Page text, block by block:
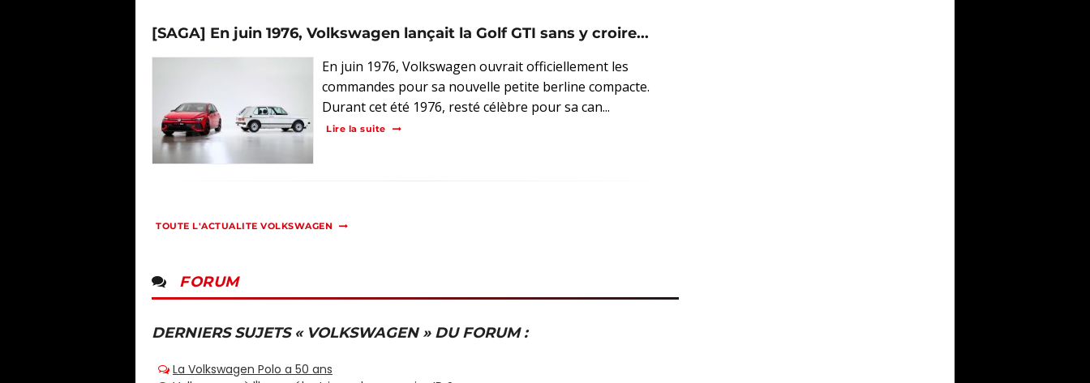
[SAGA] En juin 1976, Volkswagen lançait la Golf GTI sans y croire...
En juin 1976, Volkswagen ouvrait officiellement les
commandes pour sa nouvelle petite berline compacte.
Durant cet été 1976, resté célèbre pour sa can...
Lire la suite
TOUTE L'ACTUALITE VOLKSWAGEN
FORUM
DERNIERS SUJETS « VOLKSWAGEN » DU FORUM :